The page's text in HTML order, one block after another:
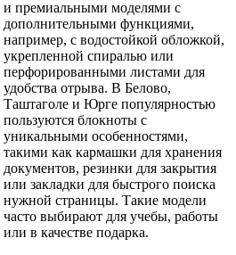
и премиальными моделями с
дополнительными функциями,
например, с водостойкой обложкой,
укрепленной спиралью или
перфорированными листами для
удобства отрыва. В Белово,
Таштаголе и Юрге популярностью
пользуются блокноты с
уникальными особенностями,
такими как кармашки для хранения
документов, резинки для закрытия
или закладки для быстрого поиска
нужной страницы. Такие модели
часто выбирают для учебы, работы
или в качестве подарка.